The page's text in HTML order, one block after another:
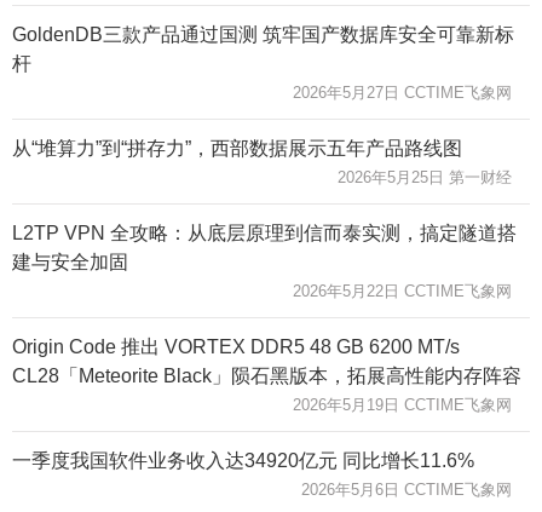
GoldenDB三款产品通过国测 筑牢国产数据库安全可靠新标
杆
2026年5月27日 CCTIME飞象网
从“堆算力”到“拼存力”，西部数据展示五年产品路线图
2026年5月25日 第一财经
L2TP VPN 全攻略：从底层原理到信而泰实测，搞定隧道搭
建与安全加固
2026年5月22日 CCTIME飞象网
Origin Code 推出 VORTEX DDR5 48 GB 6200 MT/s
CL28「Meteorite Black」陨石黑版本，拓展高性能内存阵容
2026年5月19日 CCTIME飞象网
一季度我国软件业务收入达34920亿元 同比增长11.6%
2026年5月6日 CCTIME飞象网